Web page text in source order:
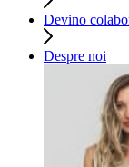
Devino
Despre noi